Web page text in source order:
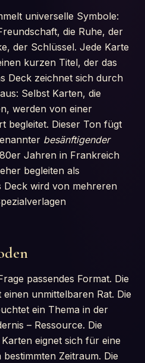
universelle Symbole:
die Ruhe, der
der Schlüssel. Jede Karte
kurzen Titel, der das
Deck zeichnet sich durch
Selbst Karten, die
werden von einer
begleitet. Dieser Ton fügt
besänftigender
Jahren in Frankreich
begleiten als
Deck wird von mehreren
passendes Format. Die
unmittelbaren Rat. Die
ein Thema in der
– Ressource. Die
eignet sich für eine
Zeitraum. Die